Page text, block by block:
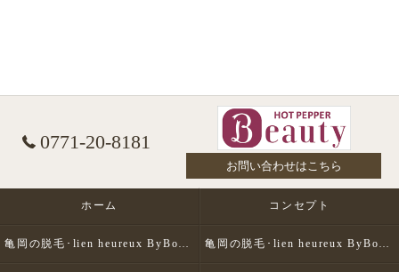
0771-20-8181
お問い合わせはこちら
ホーム コンセプト
亀岡の脱毛･lien heureux ByBohe Me shopの口コミ情報 亀岡の脱毛･lien heureux ByBohe Me shopの評判